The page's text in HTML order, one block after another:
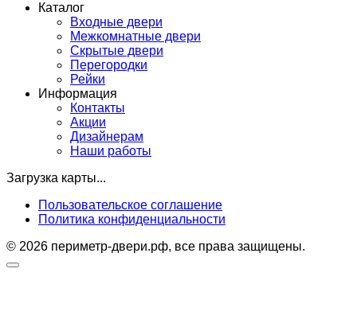
Каталог
Входные двери
Межкомнатные двери
Скрытые двери
Перегородки
Рейки
Информация
Контакты
Акции
Дизайнерам
Наши работы
Загрузка карты...
Пользовательское соглашение
Политика конфиденциальности
© 2026 периметр-двери.рф, все права защищены.